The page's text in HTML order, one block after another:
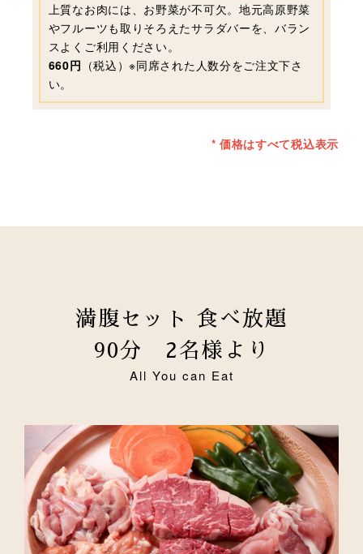
上質なお肉には、お野菜が不可欠。地元高原野菜
やフルーツも取りそろえたサラダバーを、バラン
スよくご利用ください。
660円 （税込）※同席された人数分をご注文下さ
い。
* 価格はすべて税込表示
満腹セット 食べ放題
90分 2名様より
All You can Eat